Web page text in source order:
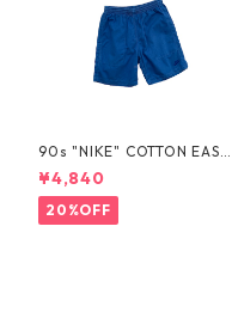
90s "NIKE" COTTON EASY
SHORTS
¥4,840
20%OFF